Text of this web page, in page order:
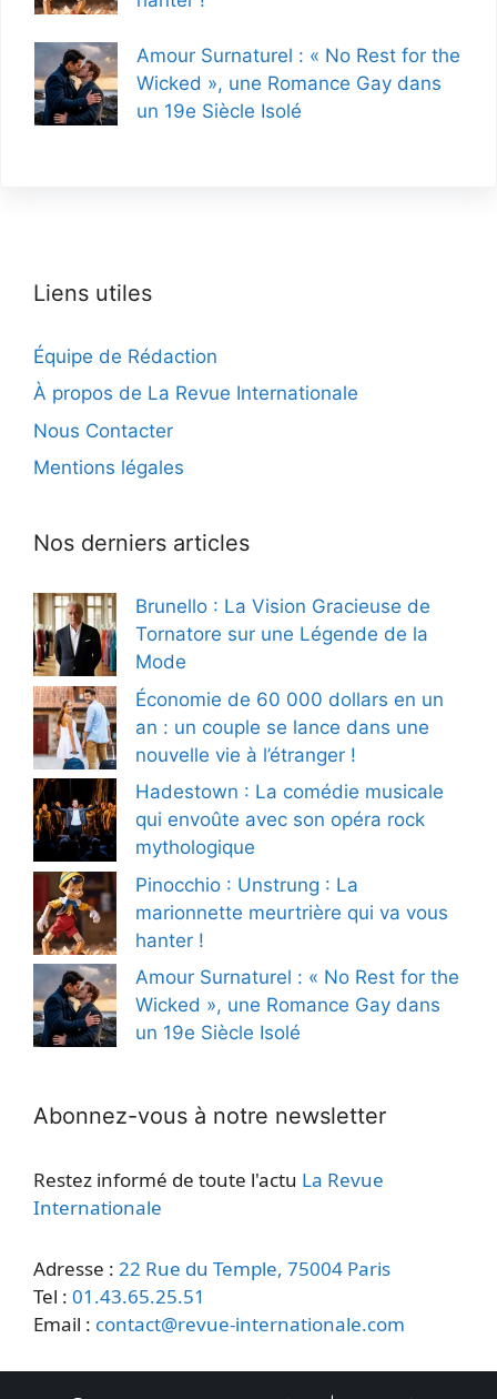
Amour Surnaturel : « No Rest for the
Wicked », une Romance Gay dans
un 19e Siècle Isolé
Liens utiles
Équipe de Rédaction
À propos de La Revue Internationale
Nous Contacter
Mentions légales
Nos derniers articles
Brunello : La Vision Gracieuse de
Tornatore sur une Légende de la
Mode
Économie de 60 000 dollars en un
an : un couple se lance dans une
nouvelle vie à l’étranger !
Hadestown : La comédie musicale
qui envoûte avec son opéra rock
mythologique
Pinocchio : Unstrung : La
marionnette meurtrière qui va vous
hanter !
Amour Surnaturel : « No Rest for the
Wicked », une Romance Gay dans
un 19e Siècle Isolé
Abonnez-vous à notre newsletter
Restez informé de toute l'actu La Revue
Internationale
Adresse : 22 Rue du Temple, 75004 Paris
Tel : 01.43.65.25.51
Email : contact@revue-internationale.com